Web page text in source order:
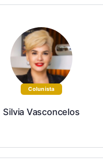
Colunista
Silvia Vasconcelos